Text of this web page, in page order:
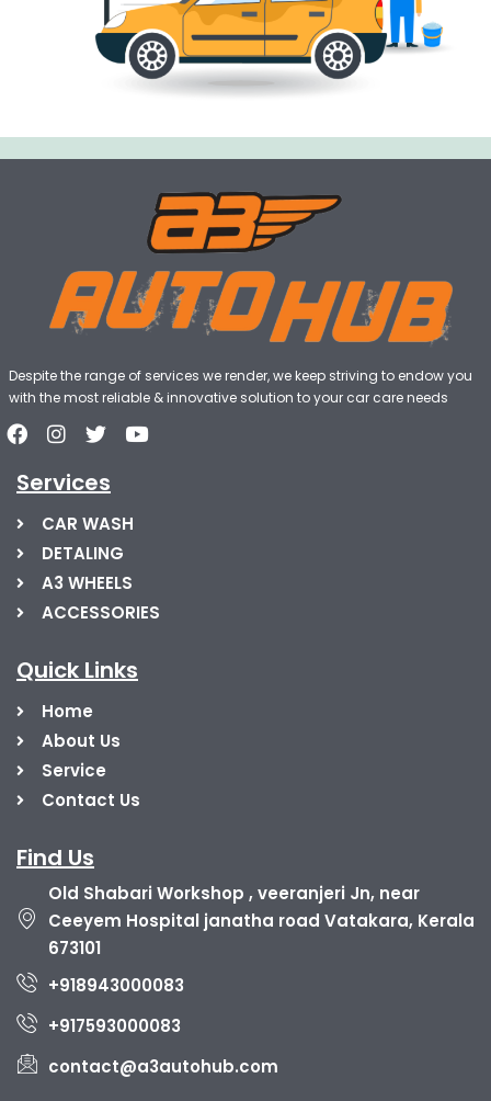
Despite the range of services we render, we keep striving to endow you
with the most reliable & innovative solution to your car care needs
Services
CAR WASH
DETALING
A3 WHEELS
ACCESSORIES
Quick Links
Home
About Us
Service
Contact Us
Find Us
Old Shabari Workshop , veeranjeri Jn, near
Ceeyem Hospital janatha road Vatakara, Kerala
673101
+918943000083
+917593000083
contact@a3autohub.com